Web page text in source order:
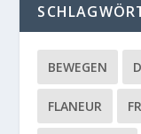
BEWEGEN
FLANEUR